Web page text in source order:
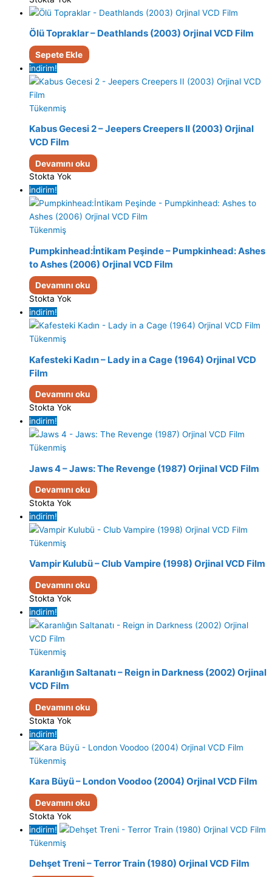
Ölü Topraklar – Deathlands (2003) Orjinal VCD Film
Sepete Ekle
indirim!
Tükenmiş
Kabus Gecesi 2 – Jeepers Creepers II (2003) Orjinal
VCD Film
Devamını oku
Stokta Yok
indirim!
Tükenmiş
Pumpkinhead:İntikam Peşinde – Pumpkinhead: Ashes
to Ashes (2006) Orjinal VCD Film
Devamını oku
Stokta Yok
indirim!
Tükenmiş
Kafesteki Kadın – Lady in a Cage (1964) Orjinal VCD
Film
Devamını oku
Stokta Yok
indirim!
Tükenmiş
Jaws 4 – Jaws: The Revenge (1987) Orjinal VCD Film
Devamını oku
Stokta Yok
indirim!
Tükenmiş
Vampir Kulubü – Club Vampire (1998) Orjinal VCD Film
Devamını oku
Stokta Yok
indirim!
Tükenmiş
Karanlığın Saltanatı – Reign in Darkness (2002) Orjinal
VCD Film
Devamını oku
Stokta Yok
indirim!
Tükenmiş
Kara Büyü – London Voodoo (2004) Orjinal VCD Film
Devamını oku
Stokta Yok
indirim!
Tükenmiş
Dehşet Treni – Terror Train (1980) Orjinal VCD Film